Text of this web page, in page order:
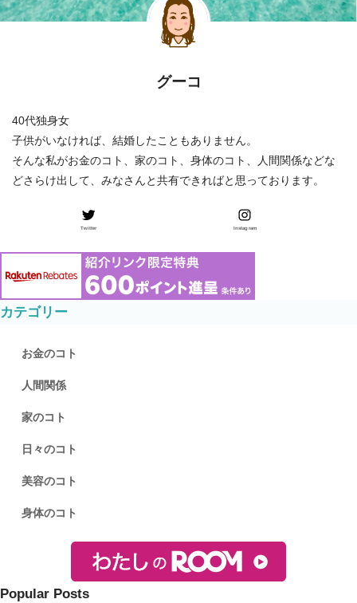
グーコ
40代独身女
子供がいなければ、結婚したこともありません。
そんな私がお金のコト、家のコト、身体のコト、人間関係などな
どさらけ出して、みなさんと共有できればと思っております。
Twitter Instagram
カテゴリー
お金のコト
人間関係
家のコト
日々のコト
美容のコト
身体のコト
Popular Posts